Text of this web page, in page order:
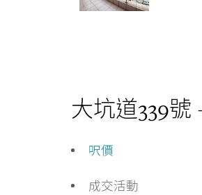
大坑道339號
呎價
成交活動